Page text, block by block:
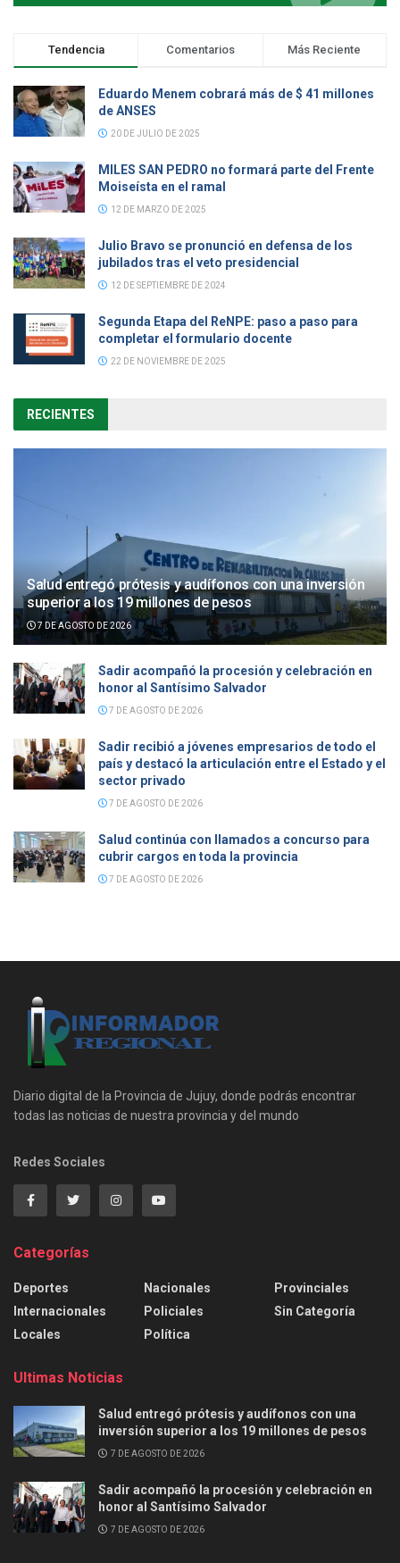
Tendencia Comentarios Más Reciente
Eduardo Menem cobrará más de $ 41 millones
de ANSES
20 DE JULIO DE 2025
MILES SAN PEDRO no formará parte del Frente
Moiseísta en el ramal
12 DE MARZO DE 2025
Julio Bravo se pronunció en defensa de los
jubilados tras el veto presidencial
12 DE SEPTIEMBRE DE 2024
Segunda Etapa del ReNPE: paso a paso para
completar el formulario docente
22 DE NOVIEMBRE DE 2025
RECIENTES
Salud entregó prótesis y audífonos con una inversión
superior a los 19 millones de pesos
7 DE AGOSTO DE 2026
Sadir acompañó la procesión y celebración en
honor al Santísimo Salvador
7 DE AGOSTO DE 2026
Sadir recibió a jóvenes empresarios de todo el
país y destacó la articulación entre el Estado y el
sector privado
7 DE AGOSTO DE 2026
Salud continúa con llamados a concurso para
cubrir cargos en toda la provincia
7 DE AGOSTO DE 2026
Diario digital de la Provincia de Jujuy, donde podrás encontrar
todas las noticias de nuestra provincia y del mundo
Redes Sociales
Categorías
Deportes
Internacionales
Locales
Nacionales
Policiales
Política
Provinciales
Sin Categoría
Ultimas Noticias
Salud entregó prótesis y audífonos con una
inversión superior a los 19 millones de pesos
7 DE AGOSTO DE 2026
Sadir acompañó la procesión y celebración en
honor al Santísimo Salvador
7 DE AGOSTO DE 2026